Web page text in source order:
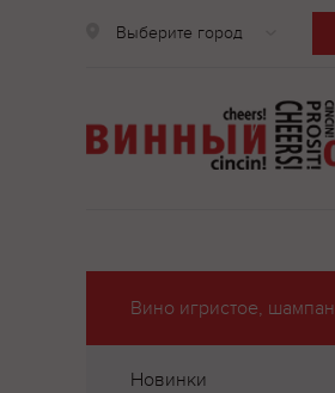
Выберите город
Новинки